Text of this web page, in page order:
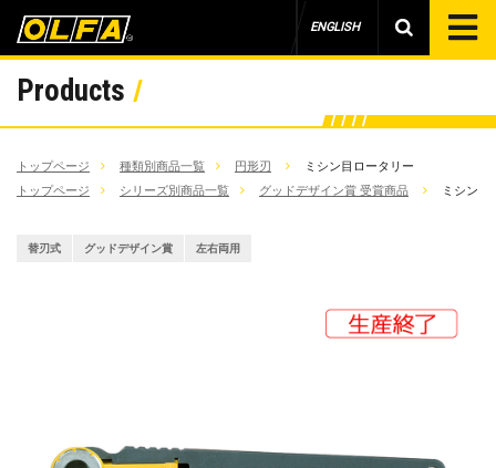
ENGLISH
Products
トップページ 種類別商品一覧 円形刃
ミシン目ロータリー
トップページ
シリーズ別商品一覧 グッドデザイン賞 受賞商品 ミシン目
替刃式 グッドデザイン賞 左右両用